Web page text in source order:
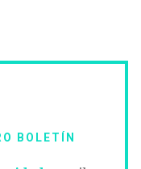
BOLETÍN